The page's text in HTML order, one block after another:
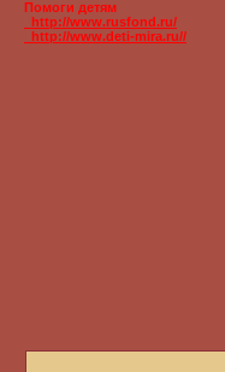
Помоги детям
_http://www.rusfond.ru/
_http://www.deti-mira.ru//